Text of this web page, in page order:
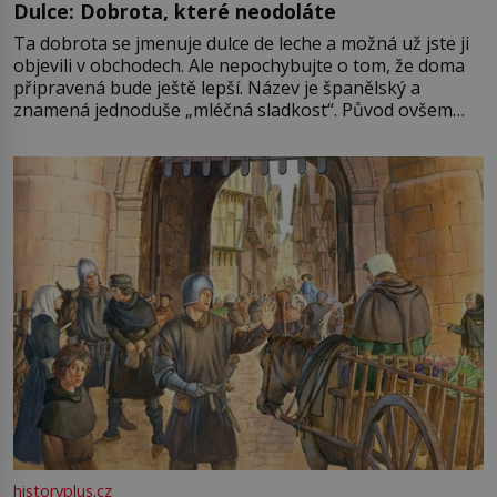
Dulce: Dobrota, které neodoláte
Ta dobrota se jmenuje dulce de leche a možná už jste ji
objevili v obchodech. Ale nepochybujte o tom, že doma
připravená bude ještě lepší. Název je španělský a
znamená jednoduše „mléčná sladkost“. Původ ovšem
pře hned několik latinskoamerických zemí a k tomu
Francie, kde se traduje,
historyplus.cz